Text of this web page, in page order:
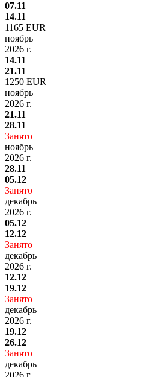
07.11
14.11
1165 EUR
ноябрь
2026 г.
14.11
21.11
1250 EUR
ноябрь
2026 г.
21.11
28.11
Занято
ноябрь
2026 г.
28.11
05.12
Занято
декабрь
2026 г.
05.12
12.12
Занято
декабрь
2026 г.
12.12
19.12
Занято
декабрь
2026 г.
19.12
26.12
Занято
декабрь
2026 г.